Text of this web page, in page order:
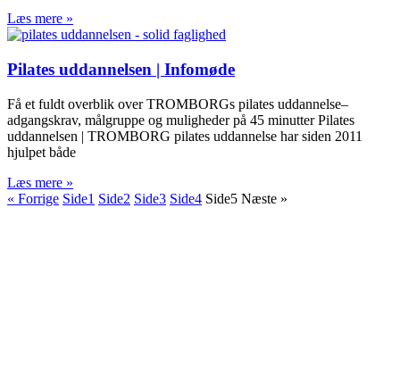
Læs mere »
Pilates uddannelsen | Infomøde
Få et fuldt overblik over TROMBORGs pilates uddannelse–
adgangskrav, målgruppe og muligheder på 45 minutter Pilates
uddannelsen | TROMBORG pilates uddannelse har siden 2011
hjulpet både
Læs mere »
« Forrige Side1 Side2 Side3 Side4 Side5 Næste »